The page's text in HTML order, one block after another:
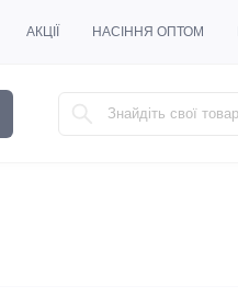
АКЦІЇ НАСІННЯ ОПТОМ